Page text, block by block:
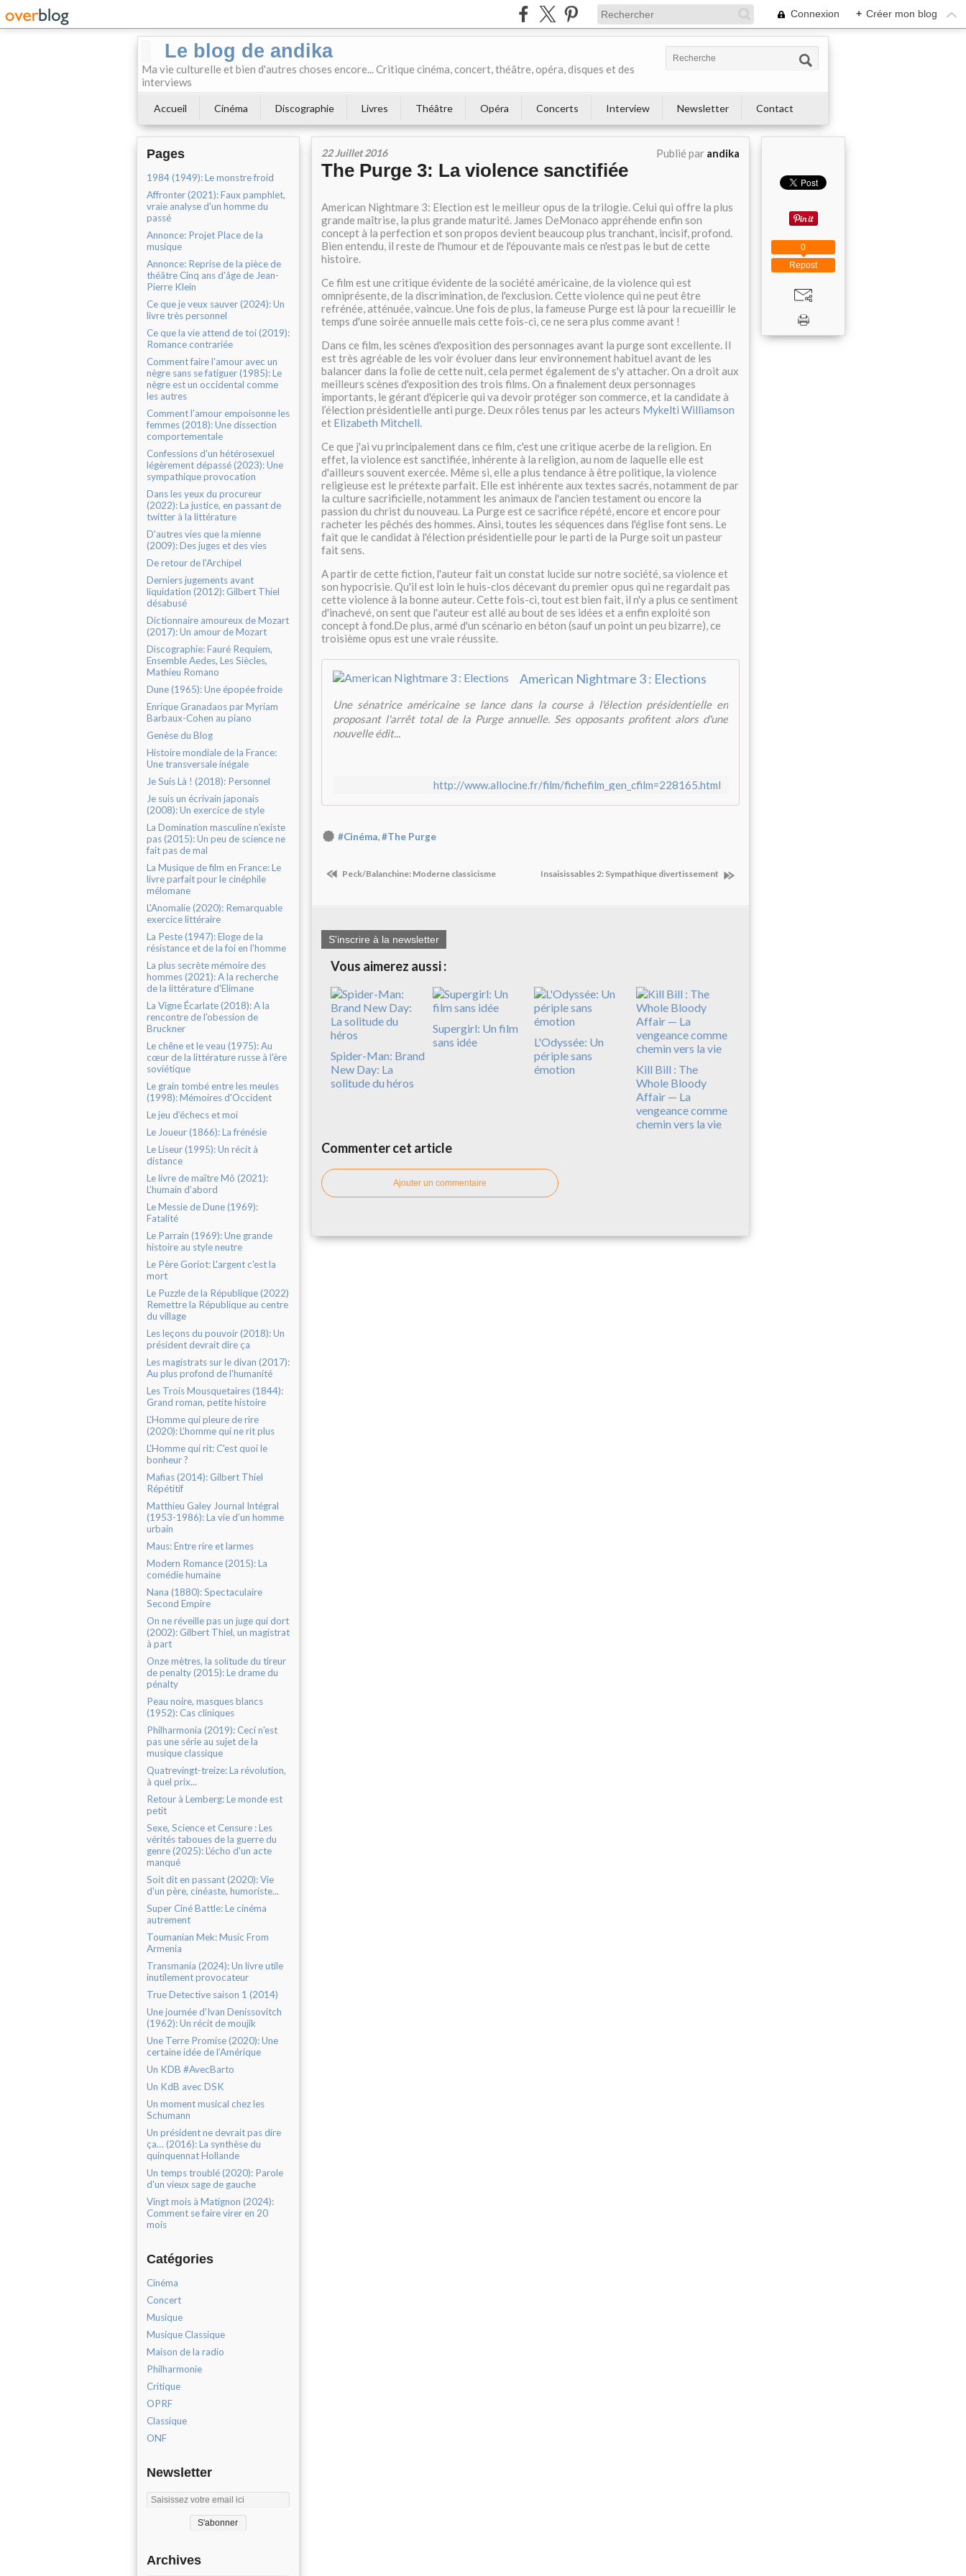
Connexion + Créer mon blog
Le blog de andika
Ma vie culturelle et bien d'autres choses encore... Critique cinéma, concert, théâtre, opéra, disques et des
interviews
Accueil Cinéma Discographie Livres Théâtre Opéra Concerts Interview Newsletter Contact
Pages
1984 (1949): Le monstre froid
Affronter (2021): Faux pamphlet,
vraie analyse d'un homme du
passé
Annonce: Projet Place de la
musique
Annonce: Reprise de la pièce de
théâtre Cinq ans d'âge de Jean-
Pierre Klein
Ce que je veux sauver (2024): Un
livre très personnel
Ce que la vie attend de toi (2019):
Romance contrariée
Comment faire l'amour avec un
nègre sans se fatiguer (1985): Le
nègre est un occidental comme
les autres
Comment l'amour empoisonne les
femmes (2018): Une dissection
comportementale
Confessions d'un hétérosexuel
légèrement dépassé (2023): Une
sympathique provocation
Dans les yeux du procureur
(2022): La justice, en passant de
twitter à la littérature
D'autres vies que la mienne
(2009): Des juges et des vies
De retour de l'Archipel
Derniers jugements avant
liquidation (2012): Gilbert Thiel
désabusé
Dictionnaire amoureux de Mozart
(2017): Un amour de Mozart
Discographie: Fauré Requiem,
Ensemble Aedes, Les Siècles,
Mathieu Romano
Dune (1965): Une épopée froide
Enrique Granadaos par Myriam
Barbaux-Cohen au piano
Genèse du Blog
Histoire mondiale de la France:
Une transversale inégale
Je Suis Là ! (2018): Personnel
Je suis un écrivain japonais
(2008): Un exercice de style
La Domination masculine n'existe
pas (2015): Un peu de science ne
fait pas de mal
La Musique de film en France: Le
livre parfait pour le cinéphile
mélomane
L'Anomalie (2020): Remarquable
exercice littéraire
La Peste (1947): Eloge de la
résistance et de la foi en l'homme
La plus secrète mémoire des
hommes (2021): A la recherche
de la littérature d'Elimane
La Vigne Écarlate (2018): A la
rencontre de l'obession de
Bruckner
Le chêne et le veau (1975): Au
cœur de la littérature russe à l'ère
soviétique
Le grain tombé entre les meules
(1998): Mémoires d'Occident
Le jeu d’échecs et moi
Le Joueur (1866): La frénésie
Le Liseur (1995): Un récit à
distance
Le livre de maître Mô (2021):
L’humain d’abord
Le Messie de Dune (1969):
Fatalité
Le Parrain (1969): Une grande
histoire au style neutre
Le Père Goriot: L'argent c'est la
mort
Le Puzzle de la République (2022)
Remettre la République au centre
du village
Les leçons du pouvoir (2018): Un
président devrait dire ça
Les magistrats sur le divan (2017):
Au plus profond de l'humanité
Les Trois Mousquetaires (1844):
Grand roman, petite histoire
L'Homme qui pleure de rire
(2020): L’homme qui ne rit plus
L'Homme qui rit: C'est quoi le
bonheur ?
Mafias (2014): Gilbert Thiel
Répétitif
Matthieu Galey Journal Intégral
(1953-1986): La vie d’un homme
urbain
Maus: Entre rire et larmes
Modern Romance (2015): La
comédie humaine
Nana (1880): Spectaculaire
Second Empire
On ne réveille pas un juge qui dort
(2002): Gilbert Thiel, un magistrat
à part
Onze mètres, la solitude du tireur
de penalty (2015): Le drame du
pénalty
Peau noire, masques blancs
(1952): Cas cliniques
Philharmonia (2019): Ceci n'est
pas une série au sujet de la
musique classique
Quatrevingt-treize: La révolution,
à quel prix...
Retour à Lemberg: Le monde est
petit
Sexe, Science et Censure : Les
vérités taboues de la guerre du
genre (2025): L'écho d'un acte
manqué
Soit dit en passant (2020): Vie
d'un père, cinéaste, humoriste...
Super Ciné Battle: Le cinéma
autrement
Toumanian Mek: Music From
Armenia
Transmania (2024): Un livre utile
inutilement provocateur
True Detective saison 1 (2014)
Une journée d'Ivan Denissovitch
(1962): Un récit de moujik
Une Terre Promise (2020): Une
certaine idée de l’Amérique
Un KDB #AvecBarto
Un KdB avec DSK
Un moment musical chez les
Schumann
Un président ne devrait pas dire
ça… (2016): La synthèse du
quinquennat Hollande
Un temps troublé (2020): Parole
d'un vieux sage de gauche
Vingt mois à Matignon (2024):
Comment se faire virer en 20
mois
Catégories
Cinéma
Concert
Musique
Musique Classique
Maison de la radio
Philharmonie
Critique
OPRF
Classique
ONF
Newsletter
Archives
22 Juillet 2016 Publié par andika
The Purge 3: La violence sanctifiée
American Nightmare 3: Election est le meilleur opus de la trilogie. Celui qui offre la plus
grande maîtrise, la plus grande maturité. James DeMonaco appréhende enfin son
concept à la perfection et son propos devient beaucoup plus tranchant, incisif, profond.
Bien entendu, il reste de l'humour et de l'épouvante mais ce n'est pas le but de cette
histoire.
Ce film est une critique évidente de la société américaine, de la violence qui est
omniprésente, de la discrimination, de l'exclusion. Cette violence qui ne peut être
refrénée, atténuée, vaincue. Une fois de plus, la fameuse Purge est là pour la recueillir le
temps d'une soirée annuelle mais cette fois-ci, ce ne sera plus comme avant !
Dans ce film, les scènes d'exposition des personnages avant la purge sont excellente. Il
est très agréable de les voir évoluer dans leur environnement habituel avant de les
balancer dans la folie de cette nuit, cela permet également de s'y attacher. On a droit aux
meilleurs scènes d'exposition des trois films. On a finalement deux personnages
importants, le gérant d'épicerie qui va devoir protéger son commerce, et la candidate à
l’élection présidentielle anti purge. Deux rôles tenus par les acteurs Mykelti Williamson
et Elizabeth Mitchell.
Ce que j'ai vu principalement dans ce film, c'est une critique acerbe de la religion. En
effet, la violence est sanctifiée, inhérente à la religion, au nom de laquelle elle est
d'ailleurs souvent exercée. Même si, elle a plus tendance à être politique, la violence
religieuse est le prétexte parfait. Elle est inhérente aux textes sacrés, notamment de par
la culture sacrificielle, notamment les animaux de l'ancien testament ou encore la
passion du christ du nouveau. La Purge est ce sacrifice répété, encore et encore pour
racheter les pêchés des hommes. Ainsi, toutes les séquences dans l'église font sens. Le
fait que le candidat à l'élection présidentielle pour le parti de la Purge soit un pasteur
fait sens.
A partir de cette fiction, l'auteur fait un constat lucide sur notre société, sa violence et
son hypocrisie. Qu'il est loin le huis-clos décevant du premier opus qui ne regardait pas
cette violence à la bonne auteur. Cette fois-ci, tout est bien fait, il n'y a plus ce sentiment
d'inachevé, on sent que l'auteur est allé au bout de ses idées et a enfin exploité son
concept à fond.De plus, armé d'un scénario en béton (sauf un point un peu bizarre), ce
troisième opus est une vraie réussite.
American Nightmare 3 : Elections
Une sénatrice américaine se lance dans la course à l'élection présidentielle en
proposant l'arrêt total de la Purge annuelle. Ses opposants profitent alors d'une
nouvelle édit...
http://www.allocine.fr/film/fichefilm_gen_cfilm=228165.html
#Cinéma,#The Purge
Peck/Balanchine: Moderne classicisme Insaisissables 2: Sympathique divertissement
S'inscrire à la newsletter
Vous aimerez aussi :
Spider-Man: Brand
New Day: La
solitude du héros
Supergirl: Un film
sans idée
L'Odyssée: Un
périple sans
émotion
Kill Bill : The
Whole Bloody
Affair — La
vengeance comme
chemin vers la vie
Commenter cet article
Ajouter un commentaire
Repost
0